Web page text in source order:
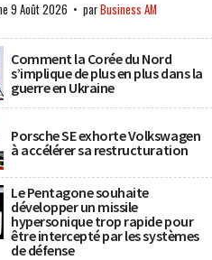
9 Août 2026 parBusiness AM
Comment la Corée du Nord
s’implique de plus en plus dans la
guerre en Ukraine
Porsche SE exhorte Volkswagen
à accélérer sa restructuration
Le Pentagone souhaite
développer un missile
hypersonique trop rapide pour
être intercepté par les systèmes
de défense